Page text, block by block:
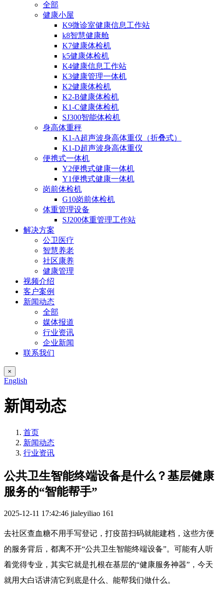
全部
健康小屋
K9微诊室健康信息工作站
k8智慧健康舱
K7健康体检机
k5健康体检机
K4健康信息工作站
K3健康管理一体机
K2健康体检机
K2-B健康体检机
K1-C健康体检机
SJ300智能体检机
身高体重秤
K1-A超声波身高体重仪（折叠式）
K1-D超声波身高体重仪
便携式一体机
Y2便携式健康一体机
Y1便携式健康一体机
岗前体检机
G10岗前体检机
体重管理设备
SJ200体重管理工作站
解决方案
公卫医疗
智慧养老
社区康养
健康管理
视频介绍
客户案例
新闻动态
全部
媒体报道
行业资讯
企业新闻
联系我们
×
English
新闻动态
首页
新闻动态
行业资讯
公共卫生智能终端设备是什么？基层健康
服务的“智能帮手”
2025-12-11 17:42:46 jialeyiliao 161
去社区查血糖不用手写登记，打疫苗扫码就能建档，这些方便
的服务背后，都离不开“公共卫生智能终端设备”。可能有人听
着觉得专业，其实它就是扎根在基层的“健康服务神器”，今天
就用大白话讲清它到底是什么、能帮我们做什么。